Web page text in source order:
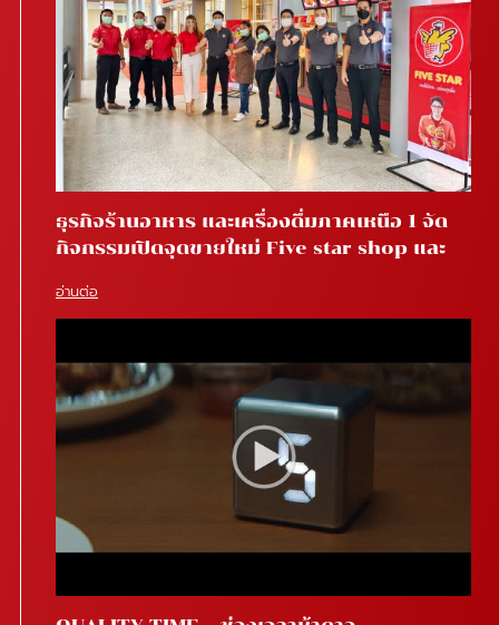
ธุรกิจร้านอาหาร และเครื่องดื่มภาคเหนือ 1 จัด
กิจกรรมเปิดจุดขายใหม่ Five star shop และ
อ่านต่อ